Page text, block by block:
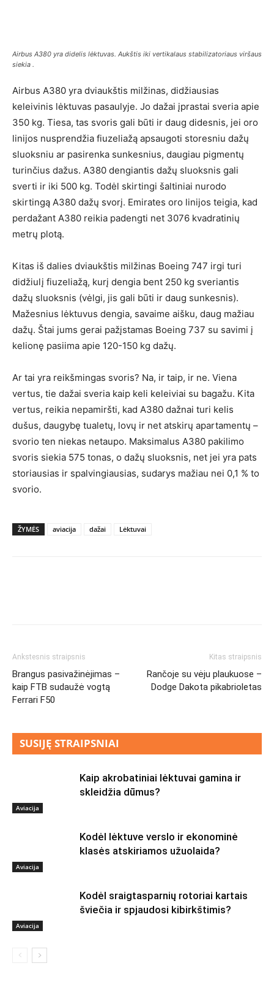
Airbus A380 yra didelis lėktuvas. Aukštis iki vertikalaus stabilizatoriaus viršaus
siekia .
Airbus A380 yra dviaukštis milžinas, didžiausias
keleivinis lėktuvas pasaulyje. Jo dažai įprastai sveria apie
350 kg. Tiesa, tas svoris gali būti ir daug didesnis, jei oro
linijos nusprendžia fiuzeliažą apsaugoti storesniu dažų
sluoksniu ar pasirenka sunkesnius, daugiau pigmentų
turinčius dažus. A380 dengiantis dažų sluoksnis gali
sverti ir iki 500 kg. Todėl skirtingi šaltiniai nurodo
skirtingą A380 dažų svorį. Emirates oro linijos teigia, kad
perdažant A380 reikia padengti net 3076 kvadratinių
metrų plotą.
Kitas iš dalies dviaukštis milžinas Boeing 747 irgi turi
didžiulį fiuzeliažą, kurį dengia bent 250 kg sveriantis
dažų sluoksnis (vėlgi, jis gali būti ir daug sunkesnis).
Mažesnius lėktuvus dengia, savaime aišku, daug mažiau
dažų. Štai jums gerai pažįstamas Boeing 737 su savimi į
kelionę pasiima apie 120-150 kg dažų.
Ar tai yra reikšmingas svoris? Na, ir taip, ir ne. Viena
vertus, tie dažai sveria kaip keli keleiviai su bagažu. Kita
vertus, reikia nepamiršti, kad A380 dažnai turi kelis
dušus, daugybę tualetų, lovų ir net atskirų apartamentų –
svorio ten niekas netaupo. Maksimalus A380 pakilimo
svoris siekia 575 tonas, o dažų sluoksnis, net jei yra pats
storiausias ir spalvingiausias, sudarys mažiau nei 0,1 % to
svorio.
ŽYMĖS aviacija dažai Lėktuvai
Ankstesnis straipsnis
Brangus pasivažinėjimas –
kaip FTB sudaužė vogtą
Ferrari F50
Kitas straipsnis
Rančoje su vėju plaukuose –
Dodge Dakota pikabrioletas
SUSIJĘ STRAIPSNIAI
Aviacija
Kaip akrobatiniai lėktuvai gamina ir
skleidžia dūmus?
Aviacija
Kodėl lėktuve verslo ir ekonominė
klasės atskiriamos užuolaida?
Aviacija
Kodėl sraigtasparnių rotoriai kartais
šviečia ir spjaudosi kibirkštimis?